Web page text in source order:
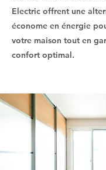
Electric offrent une
économe en énergie
votre maison tout en
confort optimal.